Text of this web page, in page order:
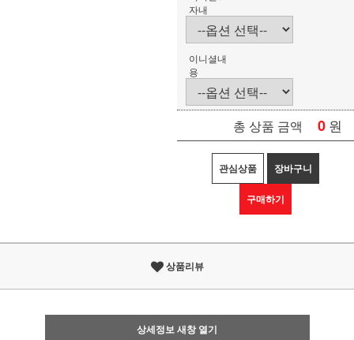
자내
이니셜내
용
총 상품 금액 0 원
관심상품 장바구니
구매하기
상품리뷰
상세정보 새창 열기